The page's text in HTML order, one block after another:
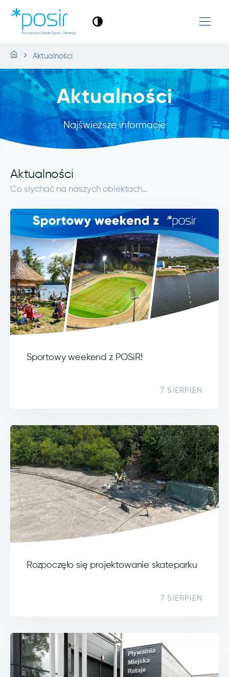
Aktualności
Aktualności
Najświeższe informacje
Aktualności
Co słychać na naszych obiektach…
Sportowy weekend z POSiR!
7 SIERPIEŃ
Rozpoczęło się projektowanie skateparku
7 SIERPIEŃ